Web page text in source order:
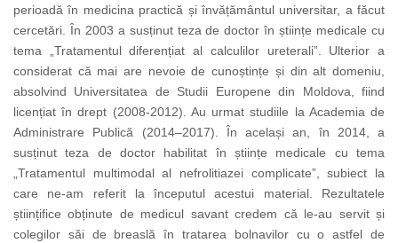
perioadă în medicina practică și învățământul universitar, a făcut
cercetări. În 2003 a susținut teza de doctor în științe medicale cu
tema
„Tratamentul diferențiat al calculilor ureterali”. Ulterior a
considerat că mai are nevoie de cunoștințe și din alt domeniu,
absolvind Universitatea de Studii Europene din Moldova, fiind
licențiat în drept (2008-2012). Au urmat studiile la Academia de
Administrare Publică (2014–2017). În același an, în 2014, a
susținutteza de doctor habilitat în științe medicale cu tema
„Tratamentul multimodal al nefrolitiazei complicate”, subiect la
care ne-am referit la începutul acestui material. Rezultatele
științifice obținute de medicul savant credem că le-au servit și
colegilor săi de breaslă în tratarea bolnavilor cu o astfel de